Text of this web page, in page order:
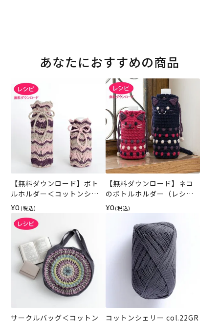
あなたにおすすめの商品
【無料ダウンロード】ボト
ルホルダー＜コットンシェ
リー＞（レシピ）
¥0 (税込)
【無料ダウンロード】ネコ
のボトルホルダー（レシ
ピ）
¥0 (税込)
サークルバッグ＜コットン
コットンシェリー col.22GR